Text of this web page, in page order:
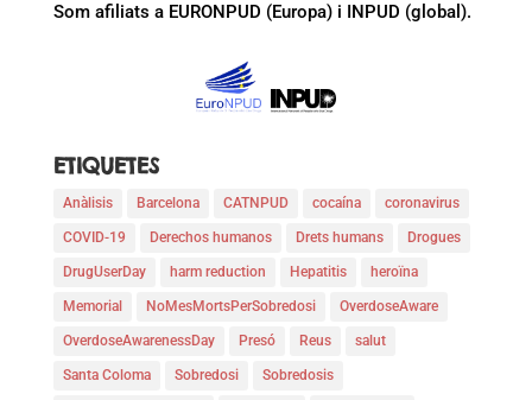
Som afiliats a EURONPUD (Europa) i INPUD (global).
ETIQUETES
Anàlisis Barcelona CATNPUD cocaína coronavirus
COVID-19 Derechos humanos Drets humans Drogues
DrugUserDay harm reduction Hepatitis heroïna
Memorial NoMesMortsPerSobredosi OverdoseAware
OverdoseAwarenessDay Presó Reus salut
Santa Coloma Sobredosi Sobredosis